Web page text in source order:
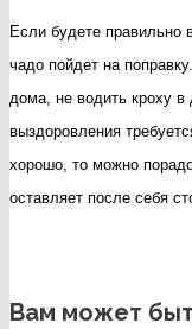
Если будете правильно
чадо пойдет на
дома, не водить кроху в
выздоровления
хорошо, то можно
оставляет после себя
Вам может